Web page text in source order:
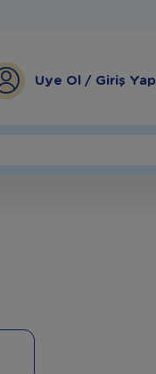
Üye Ol / Giriş Yap